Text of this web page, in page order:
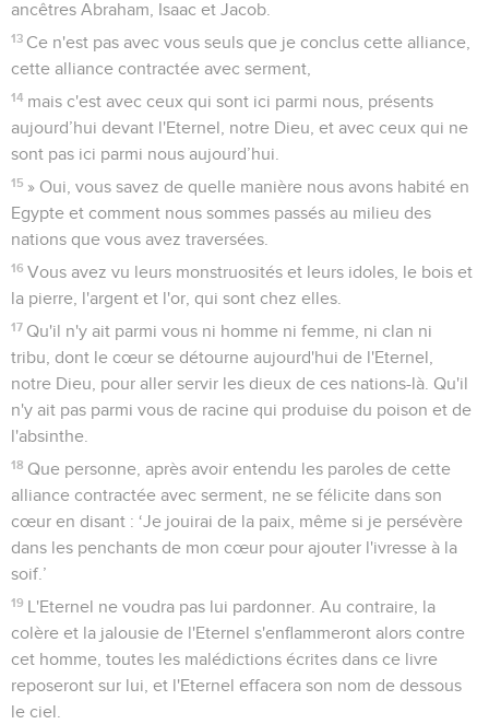
ancêtres Abraham, Isaac et Jacob.
13 Ce n'est pas avec vous seuls que je conclus cette alliance,
cette alliance contractée avec serment,
14 mais c'est avec ceux qui sont ici parmi nous, présents
aujourd’hui devant l'Eternel, notre Dieu, et avec ceux qui ne
sont pas ici parmi nous aujourd’hui.
15 » Oui, vous savez de quelle manière nous avons habité en
Egypte et comment nous sommes passés au milieu des
nations que vous avez traversées.
16 Vous avez vu leurs monstruosités et leurs idoles, le bois et
la pierre, l'argent et l'or, qui sont chez elles.
17 Qu'il n'y ait parmi vous ni homme ni femme, ni clan ni
tribu, dont le cœur se détourne aujourd'hui de l'Eternel,
notre Dieu, pour aller servir les dieux de ces nations-là. Qu'il
n'y ait pas parmi vous de racine qui produise du poison et de
l'absinthe.
18 Que personne, après avoir entendu les paroles de cette
alliance contractée avec serment, ne se félicite dans son
cœur en disant : ‘Je jouirai de la paix, même si je persévère
dans les penchants de mon cœur pour ajouter l'ivresse à la
soif.’
19 L'Eternel ne voudra pas lui pardonner. Au contraire, la
colère et la jalousie de l'Eternel s'enflammeront alors contre
cet homme, toutes les malédictions écrites dans ce livre
reposeront sur lui, et l'Eternel effacera son nom de dessous
le ciel.